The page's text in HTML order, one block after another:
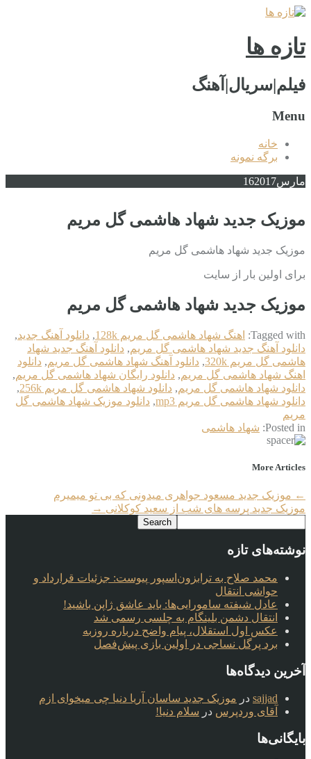
تازه ها
فیلم|سریال|آهنگ
Menu
خانه
برگه نمونه
مارس 162017
موزیک جدید شهاد هاشمی گل مریم
موزیک جدید شهاد هاشمی گل مریم
برای اولین بار از سایت
موزیک جدید شهاد هاشمی گل مریم
Tagged with: اهنگ شهاد هاشمی گل مریم 128k , دانلود آهنگ جدید,
دانلود آهنگ جدید شهاد هاشمی گل مریم, دانلود آهنگ جدید شهاد
هاشمی گل مریم 320k
, دانلود آهنگ شهاد هاشمی گل مریم, دانلود
اهنگ شهاد هاشمی گل مریم, دانلود رایگان شهاد هاشمی گل مریم,
دانلود شهاد هاشمی گل مریم, دانلود شهاد هاشمی گل مریم 256k
,
دانلود شهاد هاشمی گل مریم mp3
, دانلود موزیک شهاد هاشمی گل
مریم
Posted in: شهاد هاشمی
More Articles
← موزیک جدید مسعود جواهری میدونی که بی تو میمیرم
موزیک جدید پرسه های شب از سعید کوکلانی →
نوشته‌های تازه
محمد صلاح به ترابزون‌اسپور پیوست: جزئیات قرارداد و
حواشی انتقال
عادل شیفته سامورایی‌ها: باید عاشق ژاپن باشید!
انتقال دشمن بلینگام به چلسی رسمی شد
عکس اول استقلال، پیام واضح درباره روزبه
برد پرگل نساجی در اولین بازی پیش‌فصل
آخرین دیدگاه‌ها
sajjad در موزیک جدید ساسان آریا دنیا چی میخوای ازم
آقای وردپرس در سلام دنیا!
بایگانی‌ها